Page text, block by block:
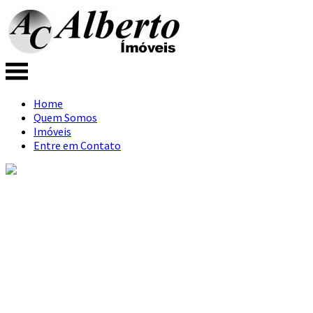
Home
Quem Somos
Imóveis
Entre em Contato